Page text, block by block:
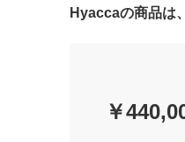
Hyaccaの商品は
￥